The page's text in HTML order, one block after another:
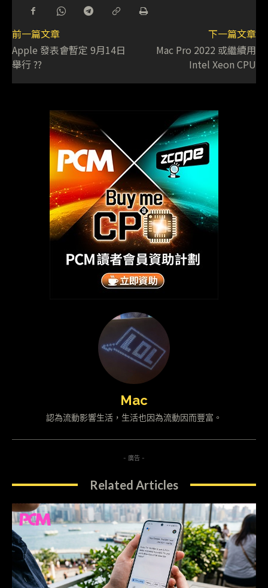
前一篇文章
Apple 發表會暫定 9月14日
舉行 ??
下一篇文章
Mac Pro 2022 或繼續用
Intel Xeon CPU
Mac
認為流動影響生活，生活也因為流動因而豐富。
- 廣告 -
Related Articles